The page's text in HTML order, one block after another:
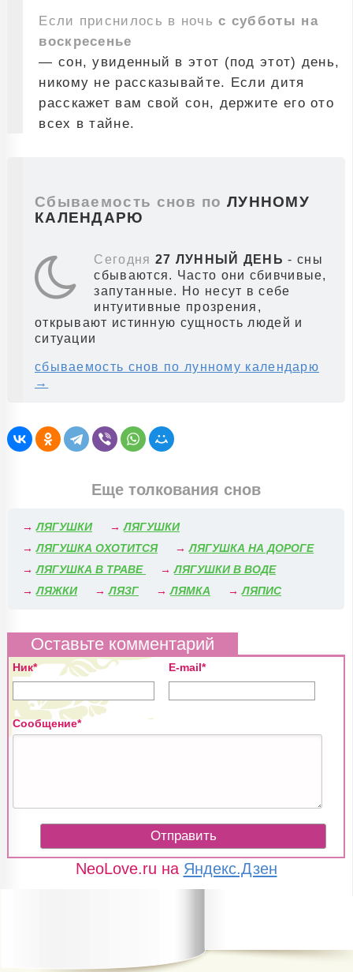
Если приснилось в ночьс субботы на
воскресенье
— сон, увиденный в этот (под этот) день,
никому не рассказывайте. Если дитя
расскажет вам свой сон, держите его ото
всех в тайне.
Сбываемость снов по ЛУННОМУ
КАЛЕНДАРЮ
Сегодня 27 ЛУННЫЙ ДЕНЬ - сны
сбываются. Часто они сбивчивые,
запутанные. Но несут в себе
интуитивные прозрения,
открывают истинную сущность людей и
ситуации
сбываемость снов по лунному календарю
→
Еще толкования снов
→ЛЯГУШКИ →ЛЯГУШКИ
→ЛЯГУШКА ОХОТИТСЯ →ЛЯГУШКА НА ДОРОГЕ
→ЛЯГУШКА В ТРАВЕ →ЛЯГУШКИ В ВОДЕ
→ЛЯЖКИ →ЛЯЗГ →ЛЯМКА →ЛЯПИС
Оставьте комментарий
Ник* E-mail*
Сообщение*
NeoLove.ru на Яндекс.Дзен